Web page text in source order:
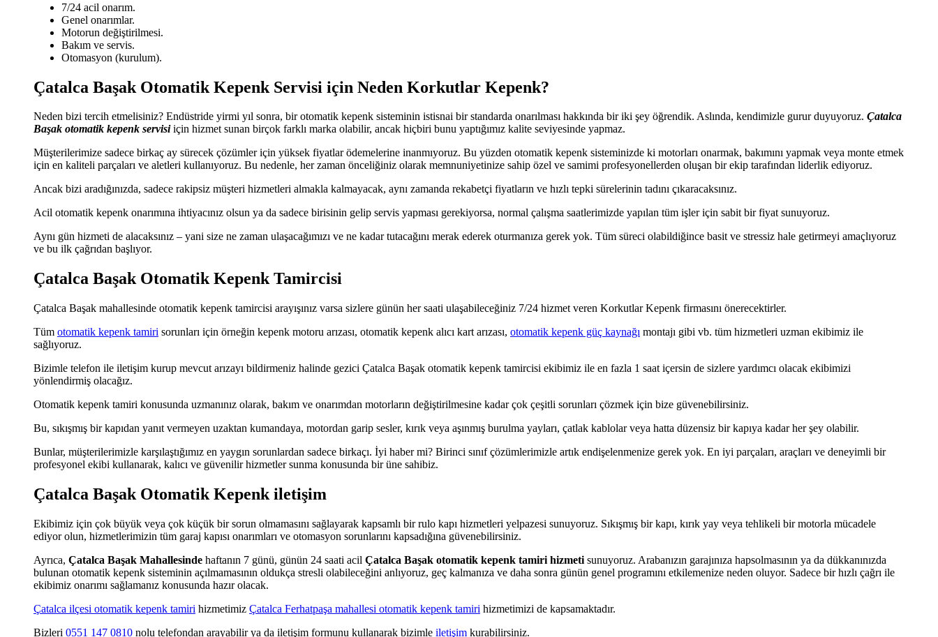
7/24 acil onarım.
Genel onarımlar.
Motorun değiştirilmesi.
Bakım ve servis.
Otomasyon (kurulum).
Çatalca Başak Otomatik Kepenk Servisi için Neden Korkutlar Kepenk?
Neden bizi tercih etmelisiniz? Endüstride yirmi yıl sonra, bir otomatik kepenk sisteminin istisnai bir standarda onarılması hakkında bir iki şey öğrendik. Aslında, kendimizle gurur duyuyoruz. Çatalca
Başak otomatik kepenk servisiiçin hizmet sunan birçok farklı marka olabilir, ancak hiçbiri bunu yaptığımız kalite seviyesinde yapmaz.
Müşterilerimize sadece birkaç ay sürecek çözümler için yüksek fiyatlar ödemelerine inanmıyoruz. Bu yüzden otomatik kepenk sisteminizde ki motorları onarmak, bakımını yapmak veya monte etmek
için en kaliteli parçaları ve aletleri kullanıyoruz. Bu nedenle, her zaman önceliğiniz olarak memnuniyetinize sahip özel ve samimi profesyonellerden oluşan bir ekip tarafından liderlik ediyoruz.
Ancak bizi aradığınızda, sadece rakipsiz müşteri hizmetleri almakla kalmayacak, aynı zamanda rekabetçi fiyatların ve hızlı tepki sürelerinin tadını çıkaracaksınız.
Acil otomatik kepenk onarımına ihtiyacınız olsun ya da sadece birisinin gelip servis yapması gerekiyorsa, normal çalışma saatlerimizde yapılan tüm işler için sabit bir fiyat sunuyoruz.
Aynı gün hizmeti de alacaksınız – yani size ne zaman ulaşacağımızı ve ne kadar tutacağını merak ederek oturmanıza gerek yok. Tüm süreci olabildiğince basit ve stressiz hale getirmeyi amaçlıyoruz
ve bu ilk çağrıdan başlıyor.
Çatalca Başak Otomatik Kepenk Tamircisi
Çatalca Başak mahallesinde otomatik kepenk tamircisi arayışınız varsa sizlere günün her saati ulaşabileceğiniz 7/24 hizmet veren Korkutlar Kepenk firmasını önerecektirler.
Tüm otomatik kepenk tamiri sorunları için örneğin kepenk motoru arızası, otomatik kepenk alıcı kart arızası, otomatik kepenk güç kaynağı montajı gibi vb. tüm hizmetleri uzman ekibimiz ile
sağlıyoruz.
Bizimle telefon ile iletişim kurup mevcut arızayı bildirmeniz halinde gezici Çatalca Başak otomatik kepenk tamircisi ekibimiz ile en fazla 1 saat içersin de sizlere yardımcı olacak ekibimizi
yönlendirmiş olacağız.
Otomatik kepenk tamiri konusunda uzmanınız olarak, bakım ve onarımdan motorların değiştirilmesine kadar çok çeşitli sorunları çözmek için bize güvenebilirsiniz.
Bu, sıkışmış bir kapıdan yanıt vermeyen uzaktan kumandaya, motordan garip sesler, kırık veya aşınmış burulma yayları, çatlak kablolar veya hatta düzensiz bir kapıya kadar her şey olabilir.
Bunlar, müşterilerimizle karşılaştığımız en yaygın sorunlardan sadece birkaçı. İyi haber mi? Birinci sınıf çözümlerimizle artık endişelenmenize gerek yok. En iyi parçaları, araçları ve deneyimli bir
profesyonel ekibi kullanarak, kalıcı ve güvenilir hizmetler sunma konusunda bir üne sahibiz.
Çatalca Başak Otomatik Kepenk iletişim
Ekibimiz için çok büyük veya çok küçük bir sorun olmamasını sağlayarak kapsamlı bir rulo kapı hizmetleri yelpazesi sunuyoruz. Sıkışmış bir kapı, kırık yay veya tehlikeli bir motorla mücadele
ediyor olun, hizmetlerimizin tüm garaj kapısı onarımları ve otomasyon sorunlarını kapsadığına güvenebilirsiniz.
Ayrıca, Çatalca Başak Mahallesinde haftanın 7 günü, günün 24 saati acil Çatalca Başak otomatik kepenk tamiri hizmeti sunuyoruz. Arabanızın garajınıza hapsolmasının ya da dükkanınızda
bulunan otomatik kepenk sisteminin açılmamasının oldukça stresli olabileceğini anlıyoruz, geç kalmanıza ve daha sonra günün genel programını etkilemenize neden oluyor. Sadece bir hızlı çağrı ile
ekibimiz onarımı sağlamanız konusunda hazır olacak.
Çatalca ilçesi otomatik kepenk tamiri hizmetimiz Çatalca Ferhatpaşa mahallesi otomatik kepenk tamiri hizmetimizi de kapsamaktadır.
Bizleri 0551 147 0810 nolu telefondan arayabilir ya da iletişim formunu kullanarak bizimle iletişim kurabilirsiniz.